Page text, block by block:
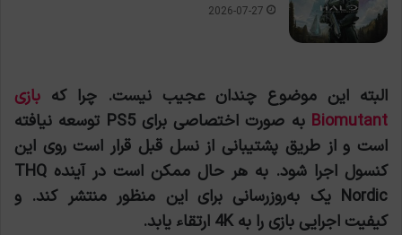
2026-07-27
البته این موضوع چندان عجیب نیست. چرا که بازی
Biomutant
به صورت اختصاصی برای PS5 توسعه نیافته
است و از طریق پشتیبانی از نسل قبل قرار است روی این
کنسول اجرا شود. به هر حال ممکن است در آینده THQ
Nordic یک به‌روزرسانی برای این منظور منتشر کند. و
کیفیت اجرایی بازی را به 4K ارتقاء یابد.